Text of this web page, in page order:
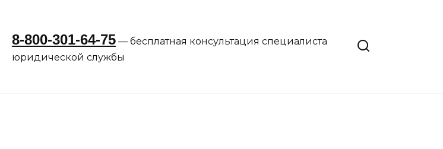
8-800-301-64-75— бесплатная консультация специалиста
юридической службы